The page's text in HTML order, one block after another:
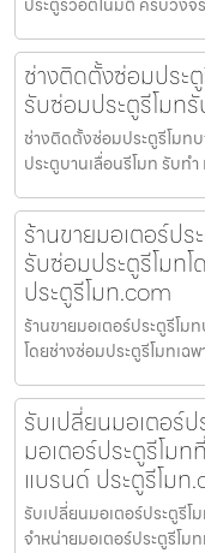
ช่างติดตั้งซ่อมประ
รับซ่อมประตูรีโมท
ช่างติดตั้งซ่อมประตูรีโมท
ประตูบานเลื่อนรีโมท รับท
ร้านขายมอเตอร์ป
รับซ่อมประตูรีโมทโ
ประตูรีโมท.com
ร้านขายมอเตอร์ประตูรีโ
โดยช่างซ่อมประตูรีโมทเฉ
รับเปลี่ยนมอเตอร์
มอเตอร์ประตูรีโม
แบรนด์ ประตูรีโมท
รับเปลี่ยนมอเตอร์ประตูรี
จำหน่ายมอเตอร์ประตูรีโ